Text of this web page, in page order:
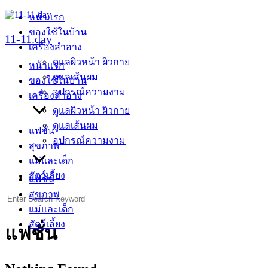
Skip
content
11-11.day
หน้าแรก
ของใช้ในบ้าน
เครื่องสำอาง
ดูแลผิวหน้า ผิวกาย
ดูแลเส้นผม
อุปกรณ์ความงาม
แฟชั่น
สุขภาพ
แม่และเด็ก
สัตว์เลี้ยง
หน้าแรก
ของใช้ในบ้าน
เครื่องสำอาง
ดูแลผิวหน้า ผิวกาย
ดูแลเส้นผม
อุปกรณ์ความงาม
แฟชั่น
สุขภาพ
แม่และเด็ก
สัตว์เลี้ยง
Search
for:
แฟชั่น